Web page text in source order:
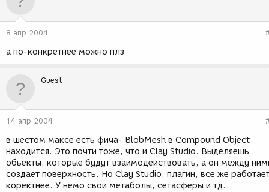
8 апр 2004
а по-конкретнее можно плз
Guest
14 апр 2004
в шестом максе есть фича- BlobMesh в Compound Object
находится. Это почти тоже, что и Clay Studio. Выделяешь
обьекты, которые будут взаимодействовать, а он между
создает поверхность. Но Clay Studio, плагин, все же
коректнее. У немо свои метаболы, сетасферы и тд.